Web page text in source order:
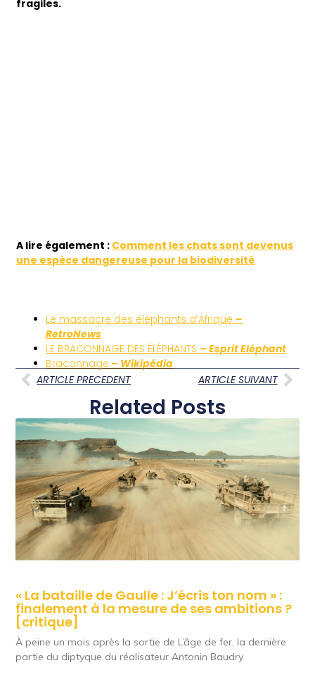
fragiles.
A lire également : Comment les chats sont devenus
une espèce dangereuse pour la biodiversité
Le massacre des éléphants d’Afrique –
RetroNews
LE BRACONNAGE DES ÉLÉPHANTS – Esprit Eléphant
Braconnage – Wikipédia
ARTICLE PRECEDENT
ARTICLE SUIVANT
Related Posts
« La bataille de Gaulle : J’écris ton nom » :
finalement à la mesure de ses ambitions ?
[critique]
À peine un mois après la sortie de L’âge de fer, la dernière
partie du diptyque du réalisateur Antonin Baudry